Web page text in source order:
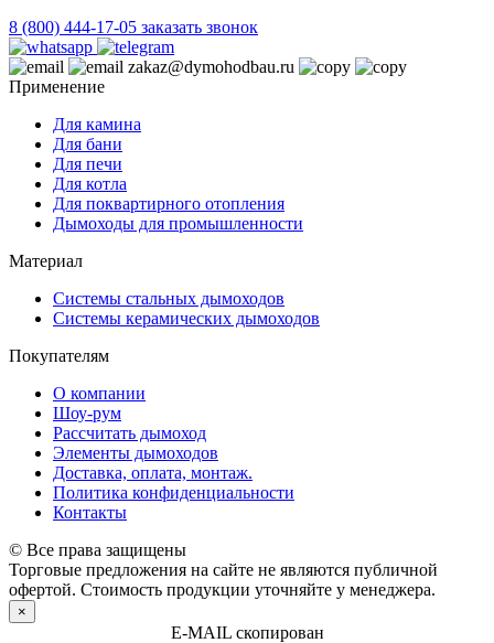
8 (800) 444-17-05 заказать звонок
zakaz@dymohodbau.ru
Применение
Для камина
Для бани
Для печи
Для котла
Для поквартирного отопления
Дымоходы для промышленности
Материал
Системы стальных дымоходов
Системы керамических дымоходов
Покупателям
О компании
Шоу-рум
Рассчитать дымоход
Элементы дымоходов
Доставка, оплата, монтаж.
Политика конфиденциальности
Контакты
© Все права защищены
Торговые предложения на сайте не являются публичной
офертой. Стоимость продукции уточняйте у менеджера.
×
E-MAIL скопирован